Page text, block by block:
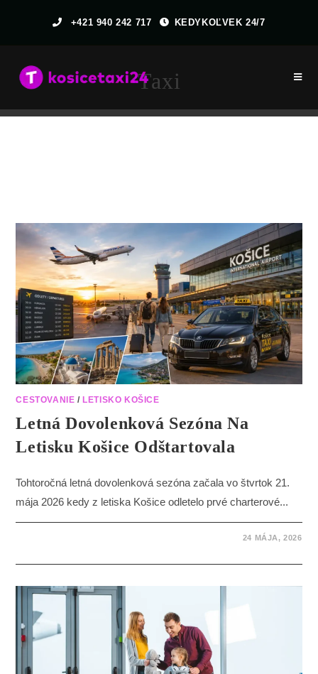
+421 940 242 717 KEDYKOĽVEK 24/7
Taxi
CESTOVANIE /LETISKO KOŠICE
Letná Dovolenková Sezóna Na
Letisku Košice Odštartovala
Tohtoročná letná dovolenková sezóna začala vo štvrtok 21.
mája 2026 kedy z letiska Košice odletelo prvé charterové...
24 MÁJA, 2026